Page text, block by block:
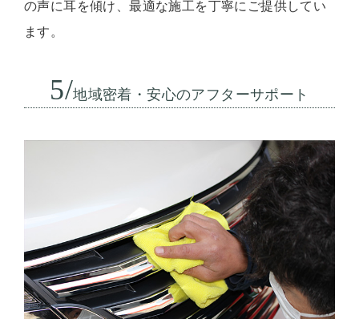
の声に耳を傾け、最適な施工を丁寧にご提供してい
ます。
5/地域密着・安心のアフターサポート